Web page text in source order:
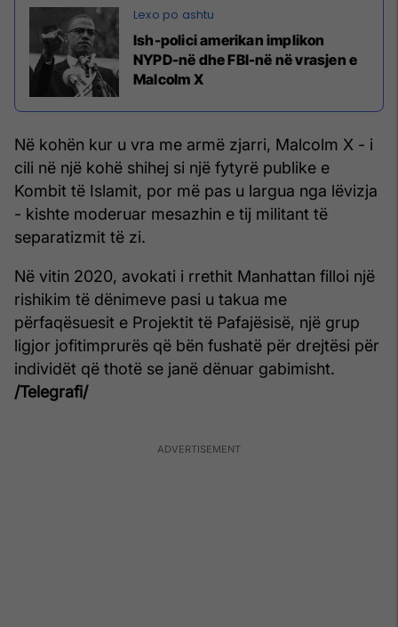
Ish-polici amerikan implikon
NYPD-në dhe FBI-në në vrasjen e
Malcolm X
Në kohën kur u vra me armë zjarri, Malcolm X - i
cili në një kohë shihej si një fytyrë publike e
Kombit të Islamit, por më pas u largua nga lëvizja
- kishte moderuar mesazhin e tij militant të
separatizmit të zi.
Në vitin 2020, avokati i rrethit Manhattan filloi një
rishikim të dënimeve pasi u takua me
përfaqësuesit e Projektit të Pafajësisë, një grup
ligjor jofitimprurës që bën fushatë për drejtësi për
individët që thotë se janë dënuar gabimisht.
/Telegrafi/